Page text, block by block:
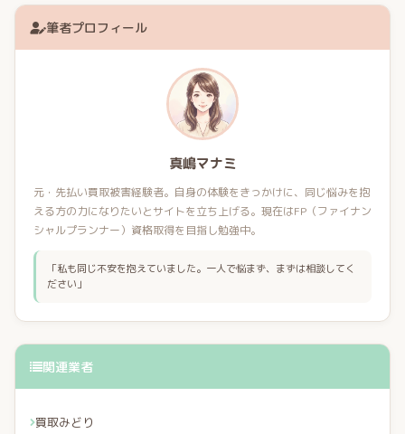
筆者プロフィール
真嶋マナミ
元・先払い買取被害経験者。自身の体験をきっかけに、同じ悩みを抱
える方の力になりたいとサイトを立ち上げる。現在はFP（ファイナン
シャルプランナー）資格取得を目指し勉強中。
「私も同じ不安を抱えていました。一人で悩まず、まずは相談してく
ださい」
関連業者
買取みどり